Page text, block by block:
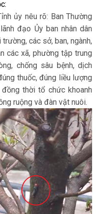
ủy nêu rõ: Ban Thường
đạo Ủy ban nhân dân
các sở, ban, ngành,
các xã, phường tập trung
chống sâu bệnh, dịch
thuốc, đúng liều lượng
đồng thời tổ chức khoanh
ruộng và đàn vật nuôi.